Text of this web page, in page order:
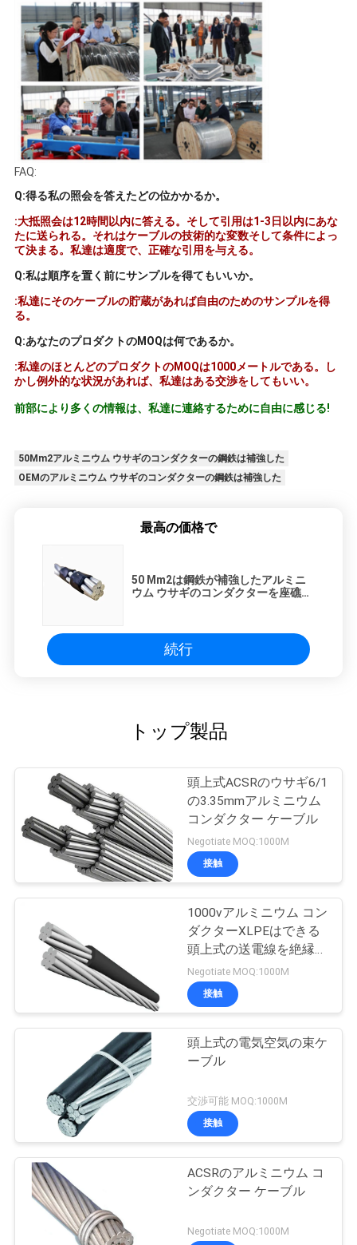
FAQ:
Q:得る私の照会を答えたどの位かかるか。
:大抵照会は12時間以内に答える。そして引用は1-3日以内にあな
たに送られる。それはケーブルの技術的な変数そして条件によっ
て決まる。私達は適度で、正確な引用を与える。
Q:私は順序を置く前にサンプルを得てもいいか。
:私達にそのケーブルの貯蔵があれば自由のためのサンプルを得
る。
Q:あなたのプロダクトのMOQは何であるか。
:私達のほとんどのプロダクトのMOQは1000メートルである。し
かし例外的な状況があれば、私達はある交渉をしてもいい。
前部により多くの情報は、私達に連絡するために自由に感じる!
50Mm2アルミニウム ウサギのコンダクターの鋼鉄は補強した
OEMのアルミニウム ウサギのコンダクターの鋼鉄は補強した
最高の価格で
50 Mm2は鋼鉄が補強したアルミニ
ウム ウサギのコンダクターを座礁さ
続行
トップ製品
頭上式ACSRのウサギ6/1
の3.35mmアルミニウム
コンダクター ケーブル
Negotiate MOQ:1000M
接触
1000vアルミニウム コン
ダクターXLPEはできる
頭上式の送電線を絶縁し
た
Negotiate MOQ:1000M
接触
頭上式の電気空気の束ケ
ーブル
交渉可能 MOQ:1000M
接触
ACSRのアルミニウム コ
ンダクター ケーブル
Negotiate MOQ:1000M